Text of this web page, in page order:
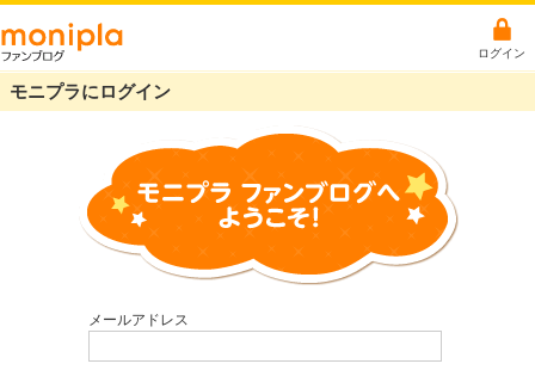
ログイン
モニプラにログイン
メールアドレス